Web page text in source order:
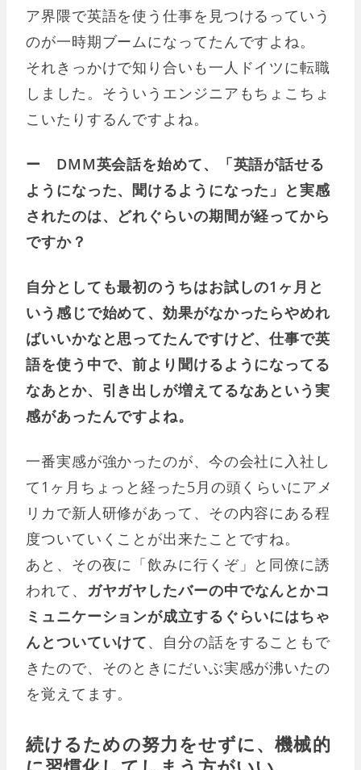
ア界隈で英語を使う仕事を見つけるっていう
のが一時期ブームになってたんですよね。
それきっかけで知り合いも一人ドイツに転職
しました。そういうエンジニアもちょこちょ
こいたりするんですよね。
ー DMM英会話を始めて、「英語が話せる
ようになった、聞けるようになった」と実感
されたのは、どれぐらいの期間が経ってから
ですか？
自分としても最初のうちはお試しの1ヶ月と
いう感じで始めて、効果がなかったらやめれ
ばいいかなと思ってたんですけど、仕事で英
語を使う中で、前より聞けるようになってる
なあとか、引き出しが増えてるなあという実
感があったんですよね。
一番実感が強かったのが、今の会社に入社し
て1ヶ月ちょっと経った5月の頭くらいにアメ
リカで新人研修があって、その内容にある程
度ついていくことが出来たことですね。
あと、その夜に「飲みに行くぞ」と同僚に誘
われて、 ガヤガヤしたバーの中でなんとかコ
ミュニケーションが成立するぐらいにはちゃ
んとついていけて、自分の話をすることもで
きたので、そのときにだいぶ実感が沸いたの
を覚えてます。
続けるための努力をせずに、機械的